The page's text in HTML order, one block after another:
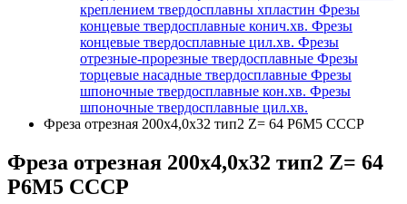
креплением твердосплавны хпластин Фрезы
концевые твердосплавные конич.хв. Фрезы
концевые твердосплавные цил.хв. Фрезы
отрезные-прорезные твердосплавные Фрезы
торцевые насадные твердосплавные Фрезы
шпоночные твердосплавные кон.хв. Фрезы
шпоночные твердосплавные цил.хв.
Фреза отрезная 200х4,0х32 тип2 Z= 64 Р6М5 СССР
Фреза отрезная 200х4,0х32 тип2 Z= 64
Р6М5 СССР